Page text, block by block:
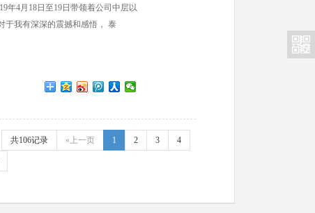
年4月18日至19日带领着公司中层以
于我有深深的震撼和感悟， 泰
共106记录 «上一页 1 2 3 4